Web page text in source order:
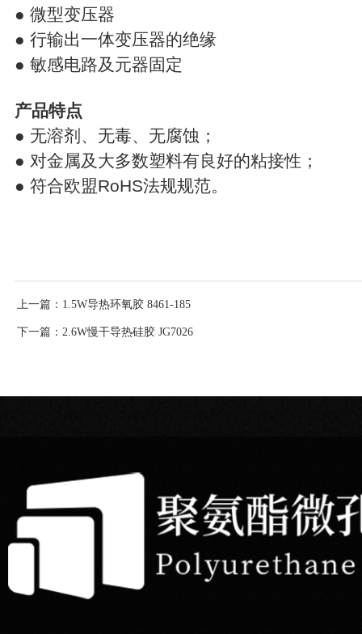
● 微型变压器
● 行输出一体变压器的绝缘
● 敏感电路及元器固定
产品特点
● 无溶剂、无毒、无腐蚀；
● 对金属及大多数塑料有良好的粘接性；
● 符合欧盟RoHS法规规范。
上一篇：1.5W导热环氧胶 8461-185
下一篇：2.6W慢干导热硅胶 JG7026